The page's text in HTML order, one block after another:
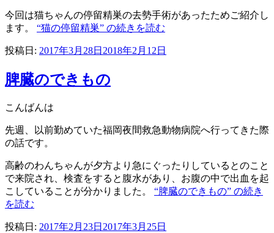
今回は猫ちゃんの停留精巣の去勢手術があったためご紹介し
ます。 “猫の停留精巣” の続きを読む
投稿日: 2017年3月28日 2018年2月12日
脾臓のできもの
こんばんは
先週、以前勤めていた福岡夜間救急動物病院へ行ってきた際
の話です。
高齢のわんちゃんが夕方より急にぐったりしているとのこと
で来院され、検査をすると腹水があり、お腹の中で出血を起
こしていることが分かりました。 “脾臓のできもの” の続き
を読む
投稿日: 2017年2月23日 2017年3月25日